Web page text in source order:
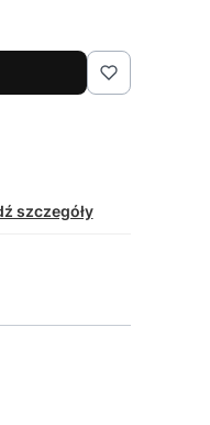
szczegóły